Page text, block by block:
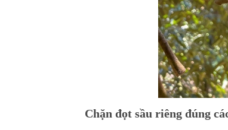
Chặn đọt sầu riêng đúng